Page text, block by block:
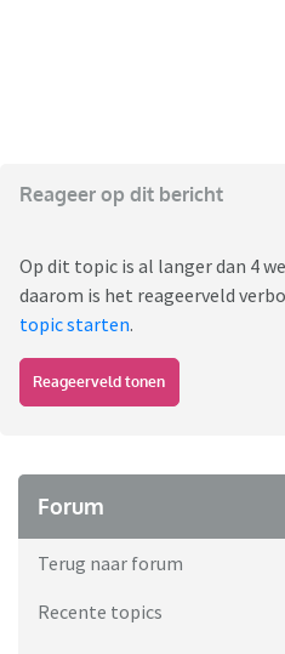
Reageer op dit bericht
Op dit topic is al langer dan 4
daarom is het reageerveld
topic starten.
Reageerveld tonen
Forum
Terug naar forum
Recente topics